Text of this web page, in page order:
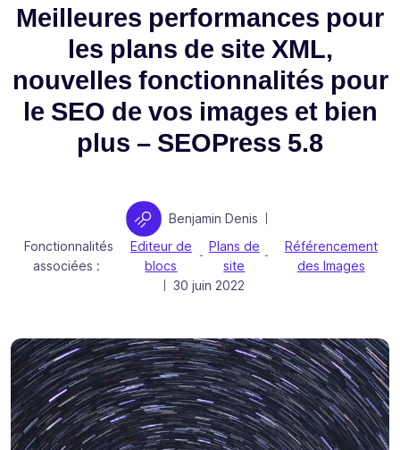
Meilleures performances pour
les plans de site XML,
nouvelles fonctionnalités pour
le SEO de vos images et bien
plus – SEOPress 5.8
Auteur
Benjamin Denis
Fonctionnalités
associées :
Editeur de
blocs
-
Plans de
site
-
Référencement
des Images
Publié le
30 juin 2022